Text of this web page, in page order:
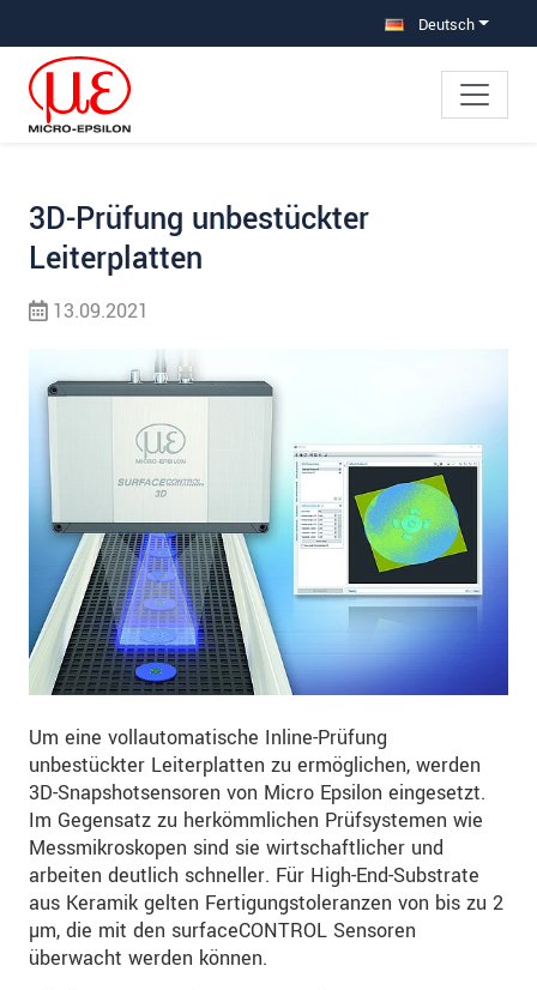
Deutsch
3D-Prüfung unbestückter
Leiterplatten
13.09.2021
Um eine vollautomatische Inline-Prüfung
unbestückter Leiterplatten zu ermöglichen, werden
3D-Snapshotsensoren von Micro Epsilon eingesetzt.
Im Gegensatz zu herkömmlichen Prüfsystemen wie
Messmikroskopen sind sie wirtschaftlicher und
arbeiten deutlich schneller. Für High-End-Substrate
aus Keramik gelten Fertigungstoleranzen von bis zu 2
µm, die mit den surfaceCONTROL Sensoren
überwacht werden können.